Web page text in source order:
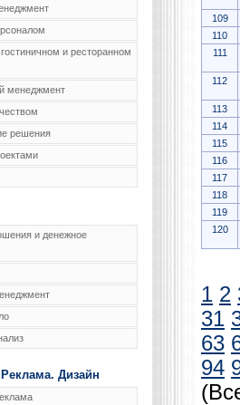
и ресторанном
менеджмент
решения
и денежное
Реклама. Дизайн
109
110
111
112
113
114
115
116
117
118
119
120
1 2
31
63
94